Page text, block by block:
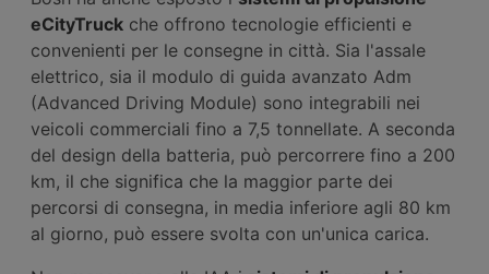
eCityTruck che offrono tecnologie efficienti e
convenienti per le consegne in città. Sia l'assale
elettrico, sia il modulo di guida avanzato Adm
(Advanced Driving Module) sono integrabili nei
veicoli commerciali fino a 7,5 tonnellate. A seconda
del design della batteria, può percorrere fino a 200
km, il che significa che la maggior parte dei
percorsi di consegna, in media inferiore agli 80 km
al giorno, può essere svolta con un'unica carica.